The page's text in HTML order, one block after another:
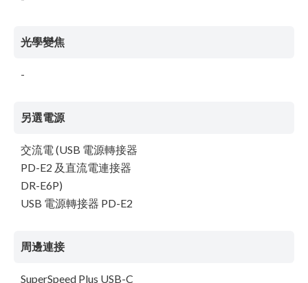
光學變焦
-
另選電源
交流電 (USB 電源轉接器
PD-E2 及直流電連接器
DR-E6P)
USB 電源轉接器 PD-E2
周邊連接
SuperSpeed Plus USB-C